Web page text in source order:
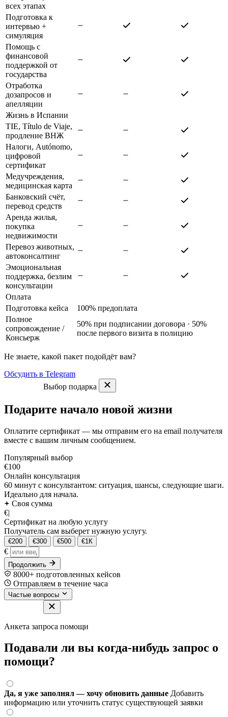
всех этапах
Подготовка к
интервью +
симуляция
Помощь с
финансовой
поддержкой от
государства
Отработка
дозапросов и
апелляции
Жизнь в Испании
TIE, Título de Viaje,
продление ВНЖ
Налоги, Autónomo,
цифровой
сертификат
Медучреждения,
медицинская карта
Банковский счёт,
перевод средств
Аренда жилья,
покупка
недвижимости
Перевоз животных,
автоконсалтинг
Эмоциональная
поддержка, безлим
консультации
Оплата
Подготовка кейса
100% предоплата
Полное
сопровождение /
Консьерж
50% при подписании договора · 50%
после первого визита в полицию
Не знаете, какой пакет подойдёт вам?
Обсудить в Telegram
Выбор подарка
Подарите начало новой жизни
Оплатите сертификат — мы отправим его на email получателя
вместе с вашим личным сообщением.
Популярный выбор
€100
Онлайн консультация
60 минут с консультантом: ситуация, шансы, следующие шаги.
Идеально для начала.
Своя сумма
€|
Сертификат на любую услугу
Получатель сам выберет нужную услугу.
€200 €300 €500 €1К
€
Продолжить
8000+ подготовленных кейсов
Отправляем в течение часа
Частые вопросы
Анкета запроса помощи
Подавали ли вы когда-нибудь запрос о
помощи?
Да, я уже заполнял — хочу обновить данные Добавить
информацию или уточнить статус существующей заявки